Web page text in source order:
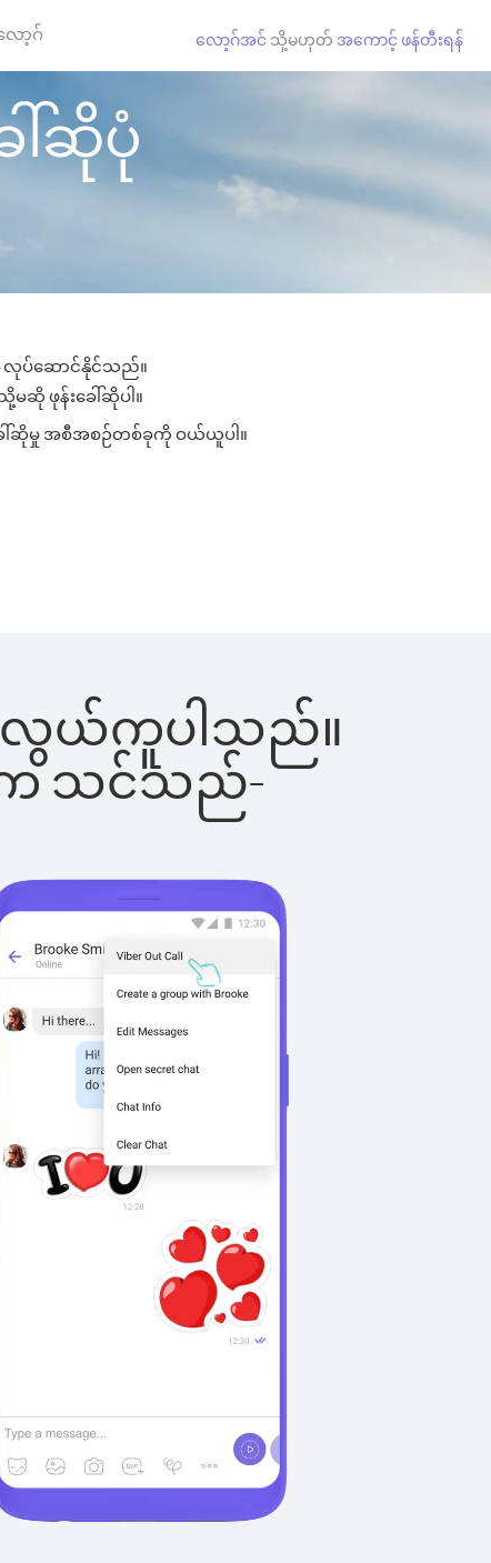
ာ့ဂ် လော့ဂ်အင် သို့မဟုတ် အကောင့် ဖန်တီးရန်
ါ်ဆိုပုံ
လုပ်ဆောင်နိုင်သည်။
ဆို ဖုန်းခေါ်ဆိုပါ။
ေါ်ဆိုမှု အစီအစဉ်တစ်ခုကို ဝယ်ယူပါ။
က လွယ်ကူပါသည်။
ါက သင်သည်-